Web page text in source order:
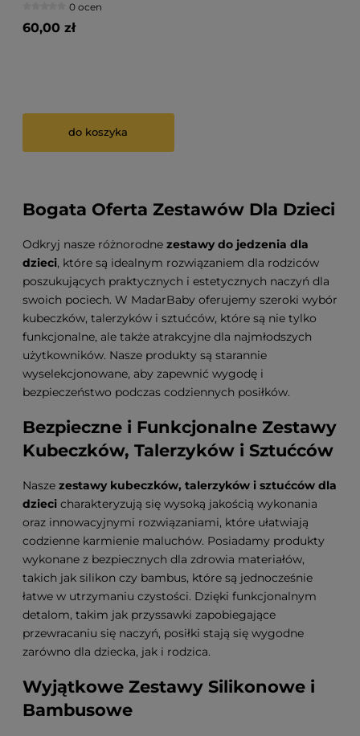
0 ocen
60,00 zł
do koszyka
Bogata Oferta Zestawów Dla Dzieci
Odkryj nasze różnorodne zestawy do jedzenia dla
dzieci, które są idealnym rozwiązaniem dla rodziców
poszukujących praktycznych i estetycznych naczyń dla
swoich pociech. W MadarBaby oferujemy szeroki wybór
kubeczków, talerzyków i sztućców, które są nie tylko
funkcjonalne, ale także atrakcyjne dla najmłodszych
użytkowników. Nasze produkty są starannie
wyselekcjonowane, aby zapewnić wygodę i
bezpieczeństwo podczas codziennych posiłków.
Bezpieczne i Funkcjonalne Zestawy
Kubeczków, Talerzyków i Sztućców
Nasze zestawy kubeczków, talerzyków i sztućców dla
dzieci charakteryzują się wysoką jakością wykonania
oraz innowacyjnymi rozwiązaniami, które ułatwiają
codzienne karmienie maluchów. Posiadamy produkty
wykonane z bezpiecznych dla zdrowia materiałów,
takich jak silikon czy bambus, które są jednocześnie
łatwe w utrzymaniu czystości. Dzięki funkcjonalnym
detalom, takim jak przyssawki zapobiegające
przewracaniu się naczyń, posiłki stają się wygodne
zarówno dla dziecka, jak i rodzica.
Wyjątkowe Zestawy Silikonowe i
Bambusowe